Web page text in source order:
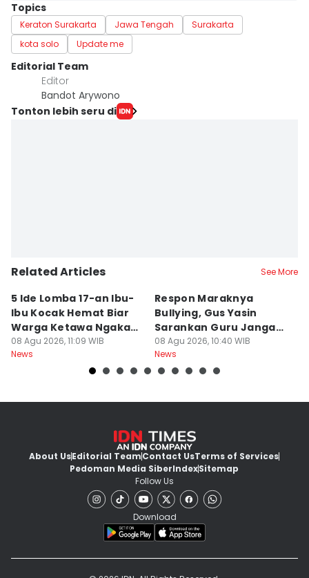
Topics
Keraton Surakarta Jawa Tengah
Surakarta
kota solo
Update me
Editorial Team
Editor
Bandot Arywono
Tonton lebih seru di
Related Articles See More
5 Ide Lomba 17-an Ibu-
Ibu Kocak Hemat Biar
Warga Ketawa Ngakak
Pas Hari Kemerdekaan
08 Agu 2026, 11:09 WIB
News
Respon Maraknya
Bullying, Gus Yasin
Sarankan Guru Jangan
Bebani Siswa
08 Agu 2026, 10:40 WIB
News
About UsEditorial TeamContact UsTerms of Services
Pedoman Media SiberIndexSitemap
Follow Us
Download